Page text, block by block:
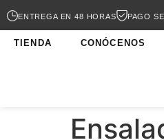
ENTREGA EN 48 HORAS PAGO
TIENDA CONÓCENOS